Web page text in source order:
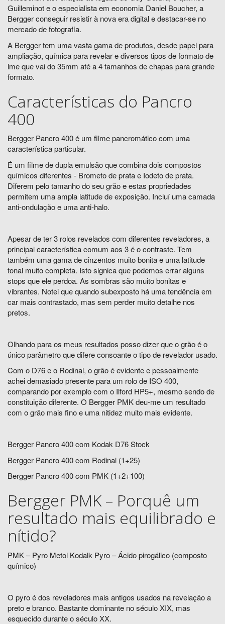
Guilleminot e o especialista em economia Daniel Boucher, a
Bergger conseguir resistir à nova era digital e destacar-se no
mercado de fotografia.
A Bergger tem uma vasta gama de produtos, desde papel para
ampliação, química para revelar e diversos tipos de formato de
lme que vai do 35mm até a 4 tamanhos de chapas para grande
formato.
Características do Pancro
400
Bergger Pancro 400 é um filme pancromático com uma
característica particular.
É um filme de dupla emulsão que combina dois compostos
químicos diferentes - Brometo de prata e Iodeto de prata.
Diferem pelo tamanho do seu grão e estas propriedades
permitem uma ampla latitude de exposição. Incluí uma camada
anti-ondulação e uma anti-halo.
Apesar de ter 3 rolos revelados com diferentes reveladores, a
principal característica comum aos 3 é o contraste. Tem
também uma gama de cinzentos muito bonita e uma latitude
tonal muito completa. Isto signica que podemos errar alguns
stops que ele perdoa. As sombras são muito bonitas e
vibrantes. Notei que quando subexposto há uma tendência em
car mais contrastado, mas sem perder muito detalhe nos
pretos.
Olhando para os meus resultados posso dizer que o grão é o
único parâmetro que difere consoante o tipo de revelador usado.
Com o D76 e o Rodinal, o grão é evidente e pessoalmente
achei demasiado presente para um rolo de ISO 400,
comparando por exemplo com o Ilford HP5+, mesmo sendo de
constituição diferente. O Bergger PMK deu-me um resultado
com o grão mais fino e uma nitidez muito mais evidente.
Bergger Pancro 400 com Kodak D76 Stock
Bergger Pancro 400 com Rodinal (1+25)
Bergger Pancro 400 com PMK (1+2+100)
Bergger PMK – Porquê um
resultado mais equilibrado e
nítido?
PMK – Pyro Metol Kodalk Pyro – Ácido pirogálico (composto
químico)
O pyro é dos reveladores mais antigos usados na revelação a
preto e branco. Bastante dominante no século XIX, mas
esquecido durante o século XX.